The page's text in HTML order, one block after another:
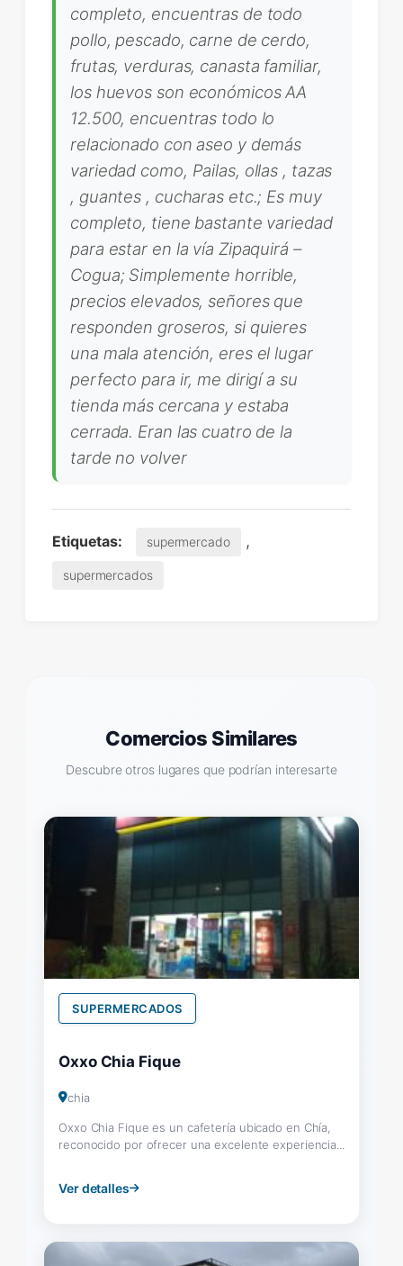
completo, encuentras de todo
pollo, pescado, carne de cerdo,
frutas, verduras, canasta familiar,
los huevos son económicos AA
12.500, encuentras todo lo
relacionado con aseo y demás
variedad como, Pailas, ollas , tazas
, guantes , cucharas etc.; Es muy
completo, tiene bastante variedad
para estar en la vía Zipaquirá –
Cogua; Simplemente horrible,
precios elevados, señores que
responden groseros, si quieres
una mala atención, eres el lugar
perfecto para ir, me dirigí a su
tienda más cercana y estaba
cerrada. Eran las cuatro de la
tarde no volver
Etiquetas: supermercado ,
supermercados
Comercios Similares
Descubre otros lugares que podrían interesarte
SUPERMERCADOS
Oxxo Chia Fique
chia
Oxxo Chia Fique es un cafetería ubicado en Chía,
reconocido por ofrecer una excelente experiencia...
Ver detalles